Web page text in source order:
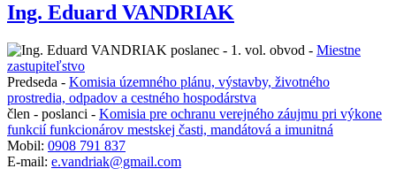
Ing. Eduard VANDRIAK
poslanec - 1. vol. obvod - Miestne
zastupiteľstvo
Predseda - Komisia územného plánu, výstavby, životného
prostredia, odpadov a cestného hospodárstva
člen - poslanci - Komisia pre ochranu verejného záujmu pri výkone
funkcií funkcionárov mestskej časti, mandátová a imunitná
Mobil: 0908 791 837
E-mail: e.vandriak@gmail.com